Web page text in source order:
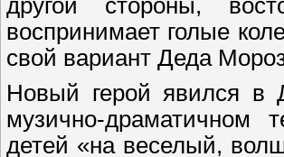
воспринимает голые
свой вариант Деда
Новый герой явился в
музично-драматичном
детей «на веселый,